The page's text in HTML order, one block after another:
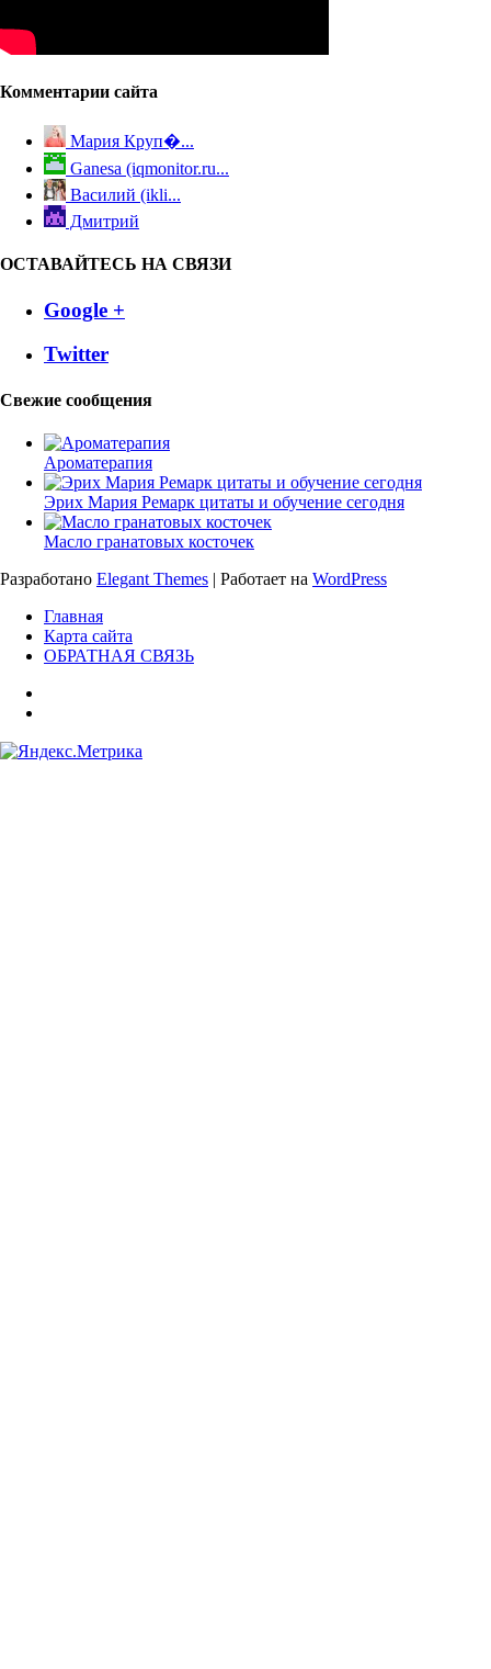
Комментарии сайта
Мария Круп�...
Ganesa (iqmonitor.ru...
Василий (ikli...
Дмитрий
ОСТАВАЙТЕСЬ НА СВЯЗИ
Google +
Twitter
Свежие сообщения
Ароматерапия
Эрих Мария Ремарк цитаты и обучение сегодня
Масло гранатовых косточек
Разработано Elegant Themes | Работает на WordPress
Главная
Карта сайта
ОБРАТНАЯ СВЯЗЬ